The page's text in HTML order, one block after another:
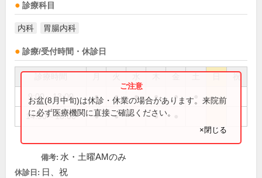
診療科目
内科 胃腸内科
診療/受付時間・休診日
祝
9:00～13:00 ● ● ● ● ●
14:30～18:00 ● ● ●
お盆(8月中旬)は休診・休業の場合があります。来院前
に必ず医療機関に直接ご確認ください。
×閉じる
備考: 水・土曜AMのみ
休診日: 日、祝